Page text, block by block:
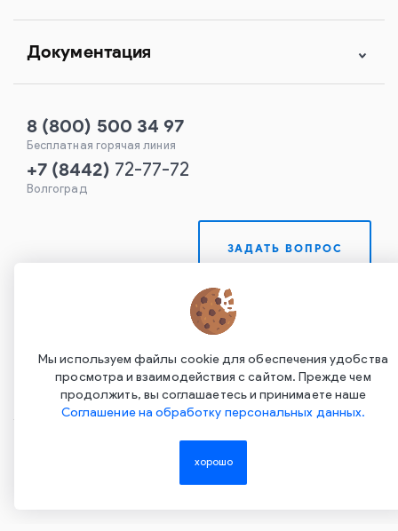
Документация
8 (800) 500 34 97
Бесплатная горячая линия
+7 (8442) 72-77-72
Волгоград
ЗАДАТЬ ВОПРОС
Copyright ©2015-2026. Завод Econex. Производство
светотехнического оборудования. При использовании
Мы используем файлы cookie для обеспечения удобства
просмотра и взаимодействия с сайтом. Прежде чем
продолжить, вы соглашаетесь и принимаете наше
Соглашение на обработку персональных данных.
хорошо